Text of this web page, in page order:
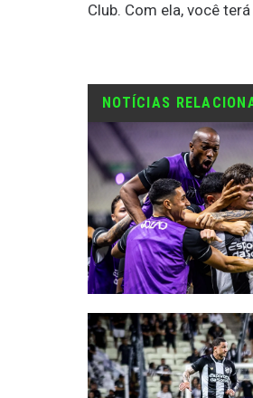
Club. Com ela, você
NOTÍCIAS